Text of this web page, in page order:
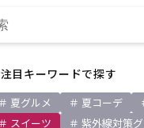
注目キーワードで探す
夏グルメ 夏コーデ
スイーツ
紫外線対策